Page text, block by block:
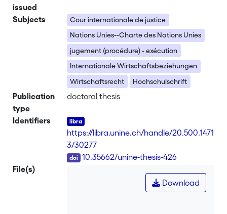
issued
Subjects
Cour internationale de justice
Nations Unies--Charte des Nations Unies
jugement (procédure) - exécution
Internationale Wirtschaftsbeziehungen
Wirtschaftsrecht
Hochschulschrift
Publication
type
doctoral thesis
Identifiers
https://libra.unine.ch/handle/20.500.1471
3/30277
10.35662/unine-thesis-426
File(s)
Download